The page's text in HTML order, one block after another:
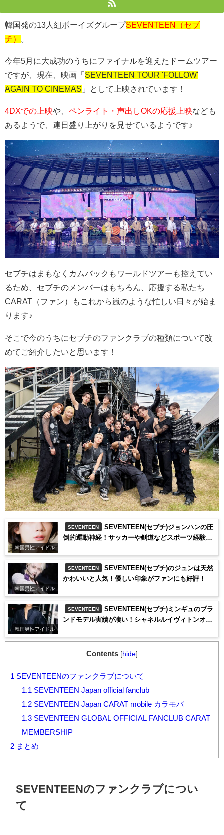
韓国発の13人組ボーイズグループSEVENTEEN（セブ
チ）
。
今年5月に大成功のうちにファイナルを迎えたドームツアー
ですが、現在、映画「 SEVENTEEN TOUR 'FOLLOW'
AGAIN TO CINEMAS 」として上映されています！
4DXでの上映や、 ペンライト・声出しOKの応援上映なども
あるようで、連日盛り上がりを見せているようです♪
セブチはまもなくカムバックもワールドツアーも控えてい
るため、セブチのメンバーはもちろん、応援する私たち
CARAT（ファン）もこれから嵐のような忙しい日々が始ま
ります♪
そこで今のうちにセブチのファンクラブの種類について改
めてご紹介したいと思います！
韓国男性アイドル
SEVENTEEN
SEVENTEEN(セブチ)ジョンハンの圧
倒的運動神経！サッカーや剣道などスポーツ経験の
韓国男性アイドル
SEVENTEEN
SEVENTEEN(セブチ)のジュンは天然
かわいいと人気！優しい印象がファンにも好評！
韓国男性アイドル
SEVENTEEN
SEVENTEEN(セブチ)ミンギュのブラ
ンドモデル実績が凄い！シャネルルイヴィトンオメ
Contents [hide]
1 SEVENTEENのファンクラブについて
1.1 SEVENTEEN Japan official fanclub
1.2SEVENTEEN Japan CARAT mobile カラモバ
1.3SEVENTEEN GLOBAL OFFICIAL FANCLUB CARAT
MEMBERSHIP
2 まとめ
SEVENTEENのファンクラブについ
て